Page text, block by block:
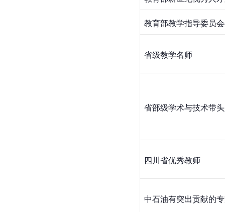
教育部教学指导委员
省级教学名师
省部级学术与技术带
四川省优秀教师
中石油有突出贡献的